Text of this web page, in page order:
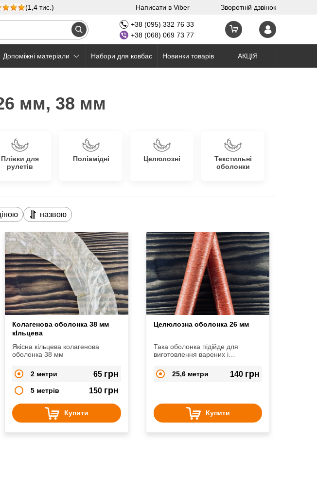
(1,4 тис.) Написати в Viber Зворотній дзвінок
+38 (095) 332 76 33
+38 (068) 069 73 77
Допоміжні матеріали Набори для ковбас Новинки товарів АКЦІЯ
мм, 38 мм
Плівки для
рулетів
Поліамідні Целюлозні
Текстильні
оболонки
назвою
Колагенова оболонка 38 мм
кІльцева
Якісна кільцева колагенова
оболонка 38 мм
2 метри 65 грн
5 метрів 150 грн
Купити
Целюлозна оболонка 26 мм
Така оболонка підійде для
виготовлення варених і
ковбасок25,6 метри 140 грн
Купити